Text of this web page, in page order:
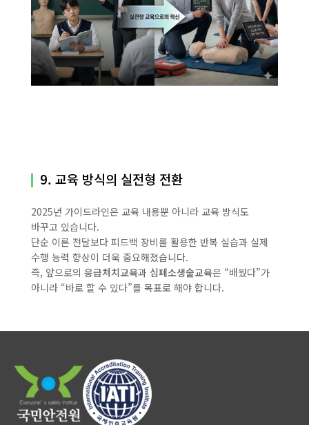
9. 교육 방식의 실전형 전환
2025년 가이드라인은 교육 내용뿐 아니라 교육 방식도
바꾸고 있습니다.
단순 이론 전달보다 피드백 장비를 활용한 반복 실습과 실제
수행 능력 향상이 더욱 중요해졌습니다.
즉, 앞으로의 응급처치교육과 심폐소생술교육은 “배웠다”가
아니라 “바로 할 수 있다”를 목표로 해야 합니다.